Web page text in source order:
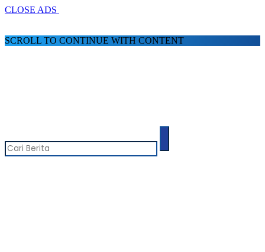
CLOSE ADS
SCROLL TO CONTINUE WITH CONTENT